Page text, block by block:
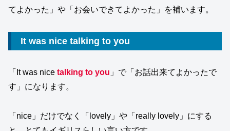
てよかった」や「お会いできてよかった」を補います。
It was nice talking to you
「It was nice talking to you 」で「お話出来てよかったで
す」になります。
「nice」だけでなく「lovely」や「really lovely」にする